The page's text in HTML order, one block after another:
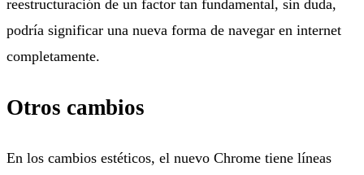
reestructuración de un factor tan fundamental, sin duda,
podría significar una nueva forma de navegar en internet
completamente.
Otros cambios
En los cambios estéticos, el nuevo Chrome tiene líneas